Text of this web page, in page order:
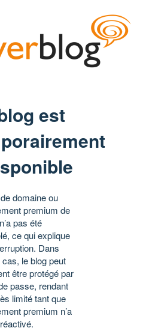
est
domaine ou
premium de
pas été
ce qui explique
Dans
le blog peut
être protégé par
passe, rendant
limité tant que
premium n’a